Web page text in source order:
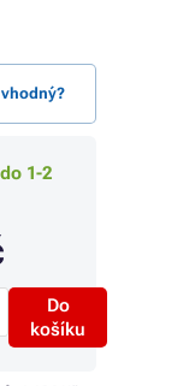
1-2
Do
košíku